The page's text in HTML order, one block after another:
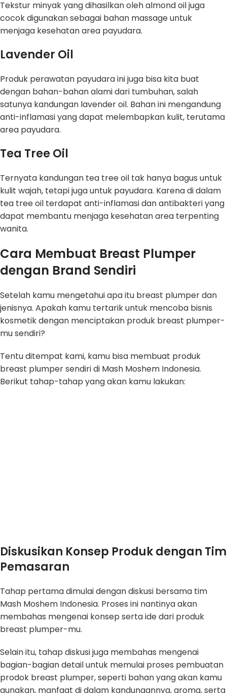
Tekstur minyak yang dihasilkan oleh almond oil juga
cocok digunakan sebagai bahan massage untuk
menjaga kesehatan area payudara.
Lavender Oil
Produk perawatan payudara ini juga bisa kita buat
dengan bahan-bahan alami dari tumbuhan, salah
satunya kandungan lavender oil. Bahan ini mengandung
anti-inflamasi yang dapat melembapkan kulit, terutama
area payudara.
Tea Tree Oil
Ternyata kandungan tea tree oil tak hanya bagus untuk
kulit wajah, tetapi juga untuk payudara. Karena di dalam
tea tree oil terdapat anti-inflamasi dan antibakteri yang
dapat membantu menjaga kesehatan area terpenting
wanita.
Cara Membuat Breast Plumper
dengan Brand Sendiri
Setelah kamu mengetahui apa itu breast plumper dan
jenisnya. Apakah kamu tertarik untuk mencoba bisnis
kosmetik dengan menciptakan produk breast plumper-
mu sendiri?
Tentu ditempat kami, kamu bisa membuat produk
breast plumper sendiri di Mash Moshem Indonesia.
Berikut tahap-tahap yang akan kamu lakukan:
Diskusikan Konsep Produk dengan Tim
Pemasaran
Tahap pertama dimulai dengan diskusi bersama tim
Mash Moshem Indonesia. Proses ini nantinya akan
membahas mengenai konsep serta ide dari produk
breast plumper-mu.
Selain itu, tahap diskusi juga membahas mengenai
bagian-bagian detail untuk memulai proses pembuatan
prodok breast plumper, seperti bahan yang akan kamu
gunakan, manfaat di dalam kandungannya, aroma, serta